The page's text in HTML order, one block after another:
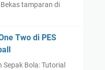
tamparan di
Two di PES
Bola: Tutorial